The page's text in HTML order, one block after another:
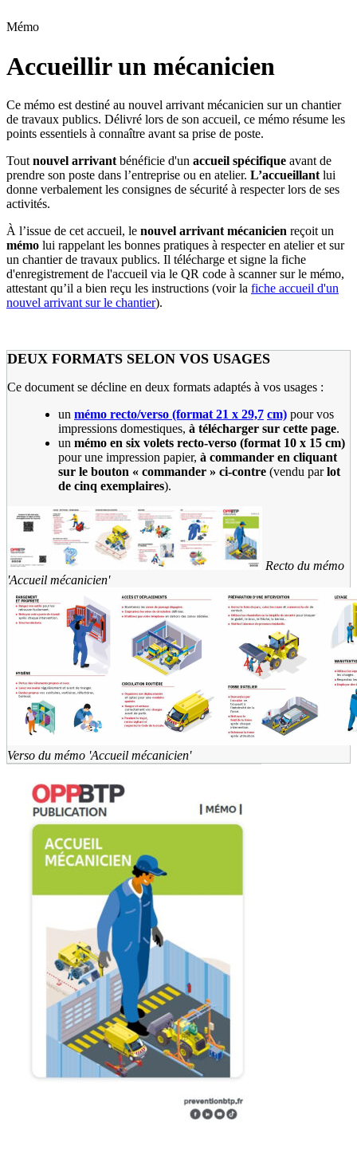
Mémo
Accueillir un mécanicien
Ce mémo est destiné au nouvel arrivant mécanicien sur un chantier
de travaux publics. Délivré lors de son accueil, ce mémo résume les
points essentiels à connaître avant sa prise de poste.
Tout nouvel arrivant bénéficie d'un accueil spécifique avant de
prendre son poste dans l’entreprise ou en atelier. L’accueillant lui
donne verbalement les consignes de sécurité à respecter lors de ses
activités.
À l’issue de cet accueil, le nouvel arrivant mécanicien reçoit un
mémo lui rappelant les bonnes pratiques à respecter en atelier et sur
un chantier de travaux publics. Il télécharge et signe la fiche
d'enregistrement de l'accueil via le QR code à scanner sur le mémo,
attestant qu’il a bien reçu les instructions (voir la fiche accueil d'un
nouvel arrivant sur le chantier).
DEUX FORMATS SELON VOS USAGES
Ce document se décline en deux formats adaptés à vos usages :
un mémo recto/verso (format 21 x 29,7 cm) pour vos
impressions domestiques, à télécharger sur cette page.
un mémo en six volets recto-verso (format 10 x 15 cm)
pour une impression papier, à commander en cliquant
sur le bouton « commander » ci-contre (vendu parlot
de cinq exemplaires).
Recto du mémo
'Accueil mécanicien'
Verso du mémo 'Accueil mécanicien'